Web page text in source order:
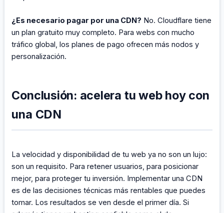
¿Es necesario pagar por una CDN? No. Cloudflare tiene
un plan gratuito muy completo. Para webs con mucho
tráfico global, los planes de pago ofrecen más nodos y
personalización.
Conclusión: acelera tu web hoy con
una CDN
La velocidad y disponibilidad de tu web ya no son un lujo:
son un requisito. Para retener usuarios, para posicionar
mejor, para proteger tu inversión. Implementar una CDN
es de las decisiones técnicas más rentables que puedes
tomar. Los resultados se ven desde el primer día. Si